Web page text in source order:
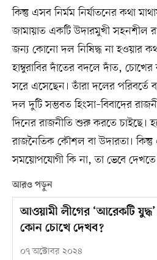
কিন্তু এসব নির্মম নির্যাতনের কথা
জামায়াত একটি উদারমুখী সহনশীল
জন্য কোনো দল নিষিদ্ধ না হওয়ার
হাম্বুরাবির দাঁতের বদলে দাঁত,
সরে এসেছেন। তাঁরা দলের পরিবর্তে
দল দুটি সম্ভবত হিংসা–বিবাদের
দিনের রাজনীতি শুরু করতে চাইছে।
রাজনৈতিক কৌশল বা উদারতা।
সময়োপযোগী কি না, তা ভেবে দেখতে
আরও পড়ুন
আওয়ামী লীগের ‘আরেকটি
কোন চোখে দেখব?
০৭ অক্টোবর ২০২৪